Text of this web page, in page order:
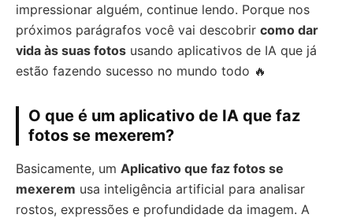
impressionar alguém, continue lendo. Porque nos
próximos parágrafos você vai descobrir como dar
vida às suas fotos usando aplicativos de IA que já
estão fazendo sucesso no mundo todo 🔥
O que é um aplicativo de IA que faz
fotos se mexerem?
Basicamente, um Aplicativo que faz fotos se
mexerem usa inteligência artificial para analisar
rostos, expressões e profundidade da imagem. A